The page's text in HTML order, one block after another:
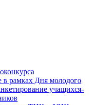
в рамках Дня молодого
учащихся-